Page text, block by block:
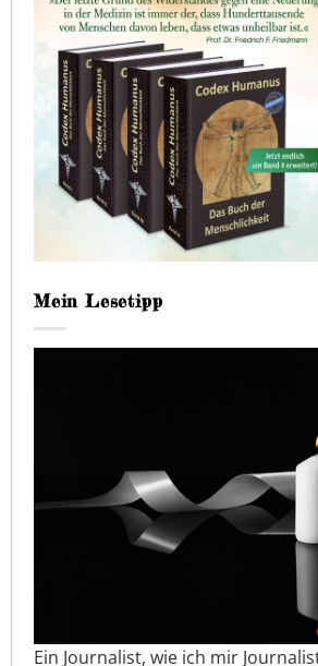
Mein Lesetipp
Ein Journalist, wie ich mir